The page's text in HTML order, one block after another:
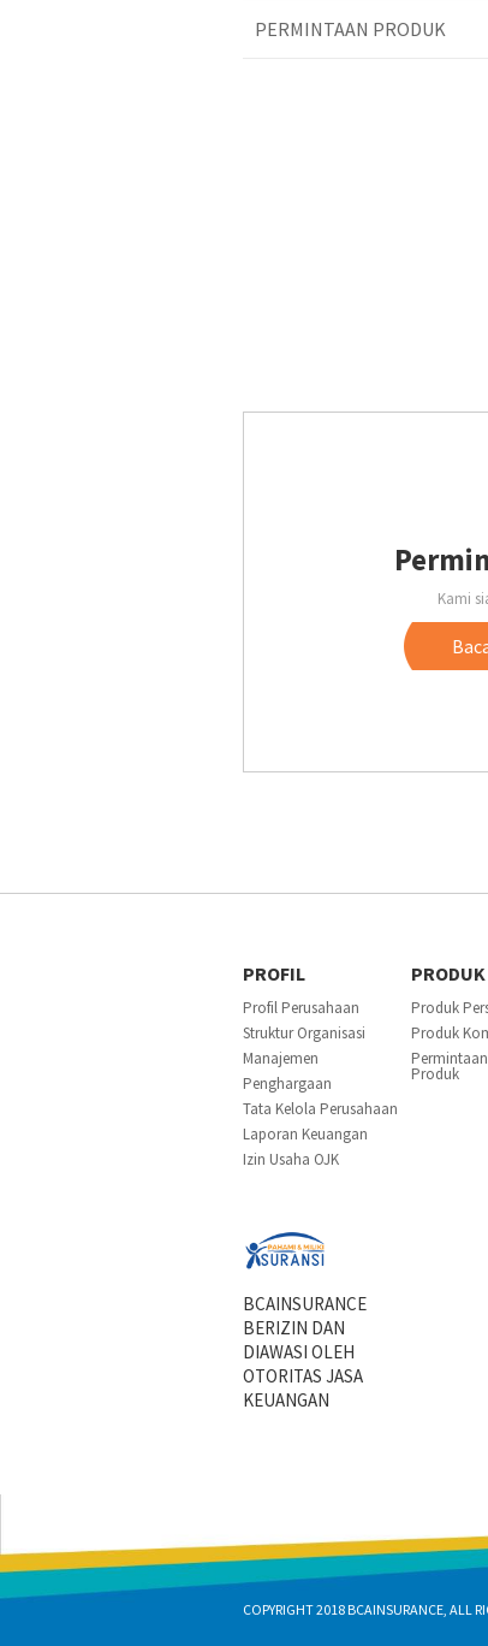
PERMINTAAN PRODUK
Kami
PROFIL
Profil Perusahaan
Struktur Organisasi
Manajemen
Penghargaan
Tata Kelola Perusahaan
Laporan Keuangan
Izin Usaha OJK
PRODUK
Produk
Produk
Permintaan
Produk
BCAINSURANCE
BERIZIN DAN
DIAWASI OLEH
OTORITAS JASA
KEUANGAN
COPYRIGHT 2018 BCAINSURANCE, ALL